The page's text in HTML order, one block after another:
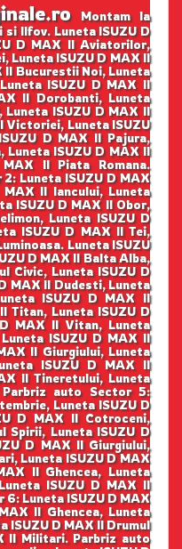
Montam la
Ilfov. Luneta ISUZU D
D MAX II Aviatorilor,
Luneta ISUZU D MAX II
II Bucurestii Noi, Luneta
ISUZU D MAX II
II Dorobanti, Luneta
Luneta ISUZU D MAX II
Victoriei, Luneta ISUZU
D MAX II Pajura,
Luneta ISUZU D MAX II
II Piata Romana.
Luneta ISUZU D MAX
II Iancului, Luneta
ISUZU D MAX II Obor,
Luneta ISUZU D
ISUZU D MAX II Tei,
Luneta ISUZU
D MAX II Balta Alba,
Civic, Luneta ISUZU D
MAX II Dudesti, Luneta
ISUZU D MAX II
Titan, Luneta ISUZU D
MAX II Vitan, Luneta
ISUZU D MAX II
II Giurgiului, Luneta
ISUZU D MAX II
II Tineretului, Luneta
auto Sector 5:
Luneta ISUZU D
D MAX II Cotroceni,
Spirii, Luneta ISUZU D
D MAX II Giurgiului,
Luneta ISUZU D MAX
II Ghencea, Luneta
ISUZU D MAX II
Luneta ISUZU D MAX
II Ghencea, Luneta
ISUZU D MAX II Drumul
II Militari. Parbriz auto